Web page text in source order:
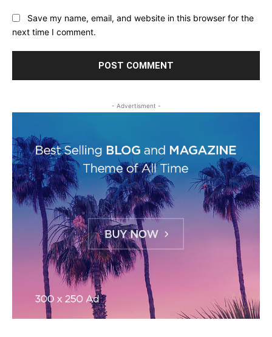
Save my name, email, and website in this browser for the
next time I comment.
- Advertisment -